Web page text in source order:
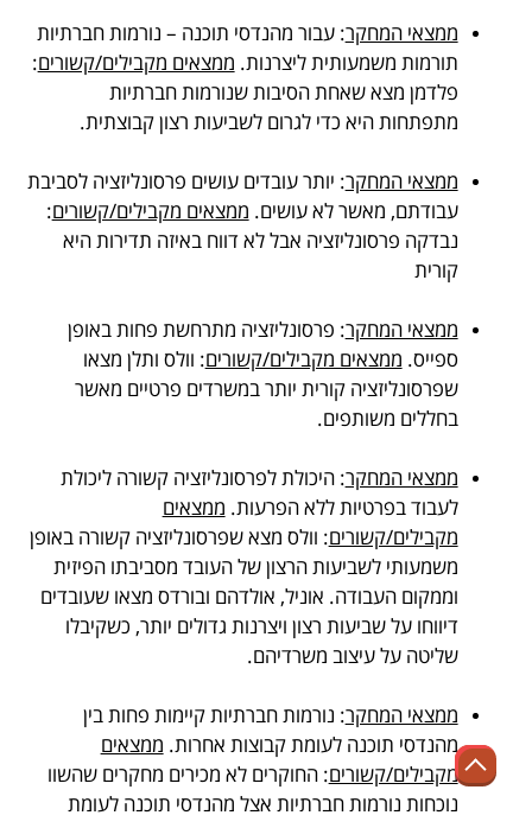
ממצאי המחקר: עבור מהנדסי תוכנה – נורמות חברתיות
תורמות משמעותית ליצרנות. ממצאים מקבילים/קשורים:
פלדמן מצא שאחת הסיבות שנורמות חברתיות
מתפתחות היא כדי לגרום לשביעות רצון קבוצתית.
ממצאי המחקר: יותר עובדים עושים פרסונליזציה לסביבת
עבודתם, מאשר לא עושים. ממצאים מקבילים/קשורים:
נבדקה פרסונליזציה אבל לא דווח באיזה תדירות היא
קורית
ממצאי המחקר: פרסונליזציה מתרחשת פחות באופן
ספייס. ממצאים מקבילים/קשורים: וולס ותלן מצאו
שפרסונליזציה קורית יותר במשרדים פרטיים מאשר
בחללים משותפים.
ממצאי המחקר: היכולת לפרסונליזציה קשורה ליכולת
לעבוד בפרטיות ללא הפרעות. ממצאים
מקבילים/קשורים: וולס מצא שפרסונליזציה קשורה באופן
משמעותי לשביעות הרצון של העובד מסביבתו הפיזית
וממקום העבודה. אוניל, אולדהם ובורדס מצאו שעובדים
דיווחו על שביעות רצון ויצרנות גדולים יותר, כשקיבלו
שליטה על עיצוב משרדיהם.
ממצאי המחקר: נורמות חברתיות קיימות פחות בין
מהנדסי תוכנה לעומת קבוצות אחרות. ממצאים
מקבילים/קשורים: החוקרים לא מכירים מחקרים שהשוו
נוכחות נורמות חברתיות אצל מהנדסי תוכנה לעומת